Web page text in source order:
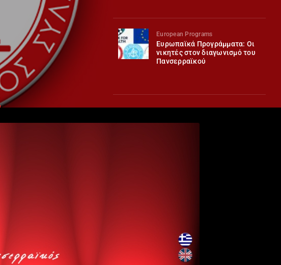
European Programs
Ευρωπαϊκά Προγράμματα: Οι
νικητές στον διαγωνισμό του
Πανσερραϊκού